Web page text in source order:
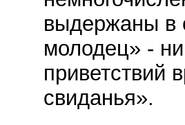
выдержаны в
молодец» -
приветствий
свиданья».